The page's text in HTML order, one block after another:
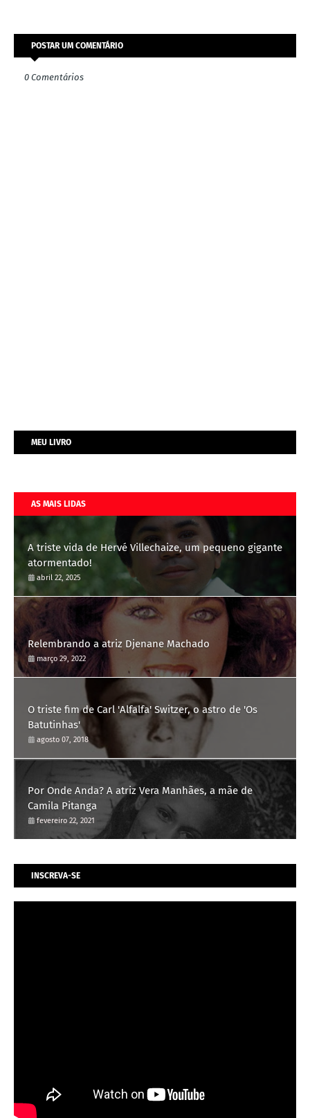
POSTAR UM COMENTÁRIO
0 Comentários
MEU LIVRO
AS MAIS LIDAS
A triste vida de Hervé Villechaize, um pequeno gigante
atormentado!
abril 22, 2025
Relembrando a atriz Djenane Machado
março 29, 2022
O triste fim de Carl 'Alfalfa' Switzer, o astro de 'Os
Batutinhas'
agosto 07, 2018
Por Onde Anda? A atriz Vera Manhães, a mãe de
Camila Pitanga
fevereiro 22, 2021
INSCREVA-SE